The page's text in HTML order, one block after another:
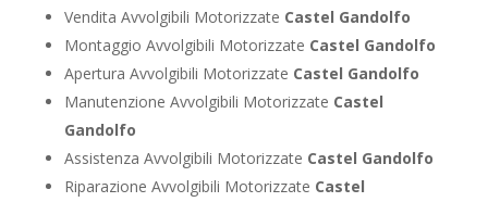
Vendita Avvolgibili Motorizzate Castel Gandolfo
Montaggio Avvolgibili Motorizzate Castel Gandolfo
Apertura Avvolgibili Motorizzate Castel Gandolfo
Manutenzione Avvolgibili Motorizzate Castel
Gandolfo
Assistenza Avvolgibili Motorizzate Castel Gandolfo
Riparazione Avvolgibili Motorizzate Castel